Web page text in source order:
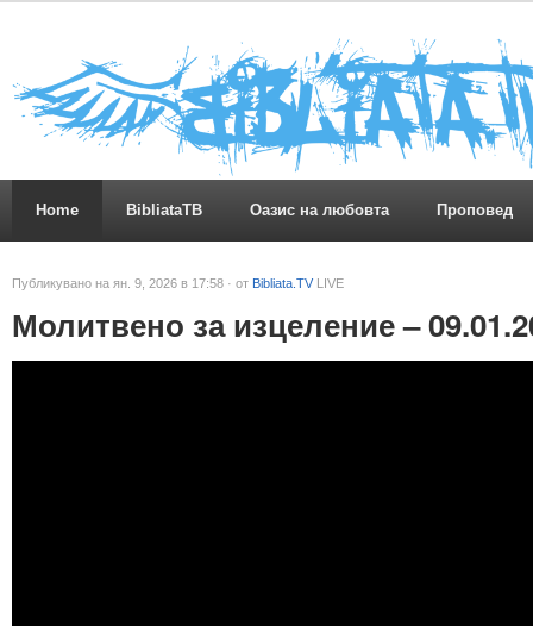
Home BibliataTB Оазис на любовта Проповед
Публикувано на ян. 9, 2026 в 17:58 · от Bibliata.TV LIVE
Молитвено за изцеление –